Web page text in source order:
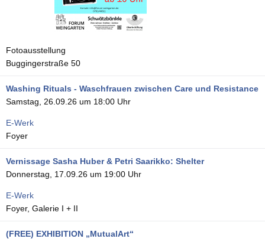
Fotoausstellung
Buggingerstraße 50
Washing Rituals - Waschfrauen zwischen Care und Resistance
Samstag, 26.09.26 um 18:00 Uhr
E-Werk
Foyer
Vernissage Sasha Huber & Petri Saarikko: Shelter
Donnerstag, 17.09.26 um 19:00 Uhr
E-Werk
Foyer, Galerie I + II
(FREE) EXHIBITION „MutualArt“